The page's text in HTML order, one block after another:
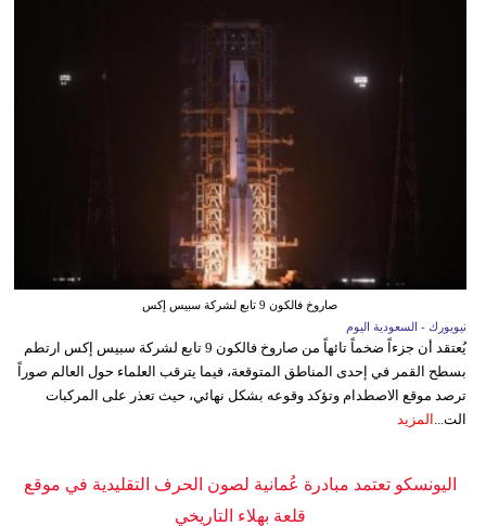
صاروخ فالكون 9 تابع لشركة سبيس إكس
نيويورك - السعودية اليوم
يُعتقد أن جزءاً ضخماً تائهاً من صاروخ فالكون 9 تابع لشركة سبيس إكس ارتطم
بسطح القمر في إحدى المناطق المتوقعة، فيما يترقب العلماء حول العالم صوراً
ترصد موقع الاصطدام وتؤكد وقوعه بشكل نهائي، حيث تعذر على المركبات
الت...
المزيد
اليونسكو تعتمد مبادرة عُمانية لصون الحرف التقليدية في موقع
قلعة بهلاء التاريخي